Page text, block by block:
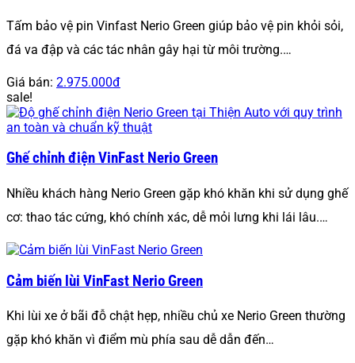
Tấm bảo vệ pin Vinfast Nerio Green giúp bảo vệ pin khỏi sỏi,
đá va đập và các tác nhân gây hại từ môi trường.…
Giá bán: 2.975.000đ
sale!
Ghế chỉnh điện VinFast Nerio Green
Nhiều khách hàng Nerio Green gặp khó khăn khi sử dụng ghế
cơ: thao tác cứng, khó chính xác, dễ mỏi lưng khi lái lâu.…
Cảm biến lùi VinFast Nerio Green
Khi lùi xe ở bãi đỗ chật hẹp, nhiều chủ xe Nerio Green thường
gặp khó khăn vì điểm mù phía sau dễ dẫn đến…